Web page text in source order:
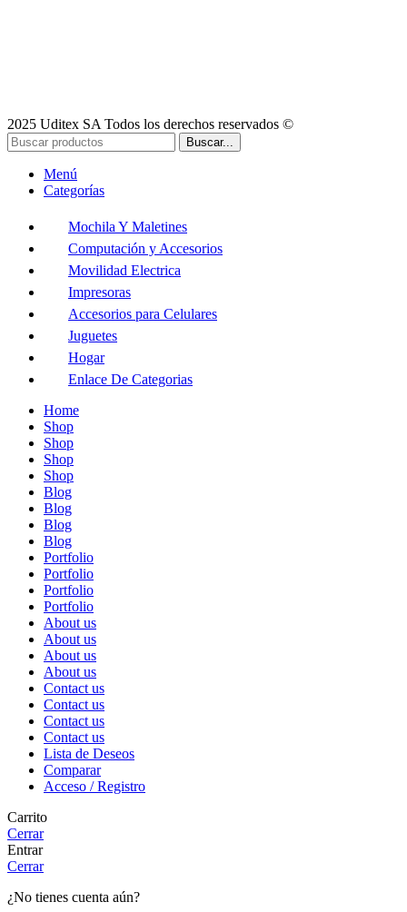
2025 Uditex SA Todos los derechos reservados ©
Buscar...
Menú
Categorías
Mochila Y Maletines
Computación y Accesorios
Movilidad Electrica
Impresoras
Accesorios para Celulares
Juguetes
Hogar
Enlace De Categorias
Home
Shop
Shop
Shop
Shop
Blog
Blog
Blog
Blog
Portfolio
Portfolio
Portfolio
Portfolio
About us
About us
About us
About us
Contact us
Contact us
Contact us
Contact us
Lista de Deseos
Comparar
Acceso / Registro
Carrito
Cerrar
Entrar
Cerrar
¿No tienes cuenta aún?